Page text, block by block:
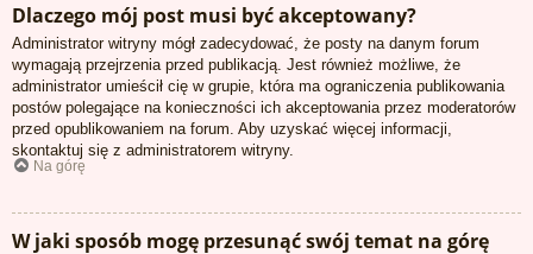
Dlaczego mój post musi być akceptowany?
Administrator witryny mógł zadecydować, że posty na danym forum
wymagają przejrzenia przed publikacją. Jest również możliwe, że
administrator umieścił cię w grupie, która ma ograniczenia publikowania
postów polegające na konieczności ich akceptowania przez moderatorów
przed opublikowaniem na forum. Aby uzyskać więcej informacji,
skontaktuj się z administratorem witryny.
Na górę
W jaki sposób mogę przesunąć swój temat na górę